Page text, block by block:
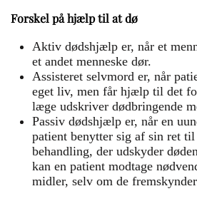
Forskel på hjælp til at dø
Aktiv dødshjælp er, når et
et andet menneske dør.
Assisteret selvmord er, når
eget liv, men får hjælp til det
læge udskriver dødbringende
Passiv dødshjælp er, når en
patient benytter sig af sin ret
behandling, der udskyder
kan en patient modtage
midler, selv om de